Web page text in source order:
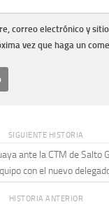
correo electrónico y
vez que haga un
SIGUIENTE HISTORIA
ante la CTM de Salto
con el nuevo
HISTORIA ANTERIOR